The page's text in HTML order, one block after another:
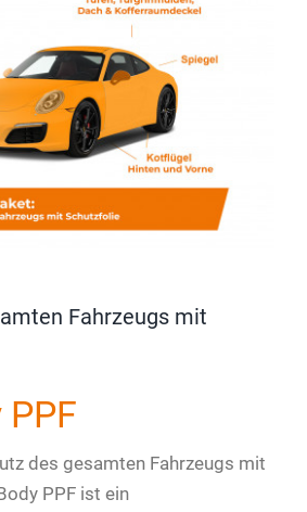
Fahrzeugs mit
des gesamten Fahrzeugs mit
PPF ist ein